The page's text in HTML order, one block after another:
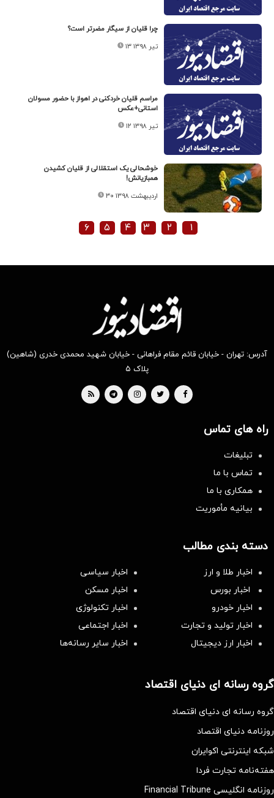
چرا قلیان از سیگار مضرتر است؟
۱۳ تیر ۱۳۹۸
مراسم قلیان خردکنی در اهواز با حضور مسولان
استانی+عکس
۱۲ تیر ۱۳۹۸
خوشحالی یک استقلالی از قلیان کشیدن
همبازیانش!
۳۰ اردیبهشت ۱۳۹۸
۱ ۲ ۳ ۴ ۵ ۶
آدرس: تهران - خیابان قائم مقام فراهانی - خیابان شهید محمدی خدری (شاهین)
پلاک ۵
راه های تماس
تبلیغات
تماس با ما
همکاری با ما
بیانیه مأموریت
دسته بندی مطالب
اخبار طلا و ارز
اخبار سیاسی
اخبار بورس
اخبار مسکن
اخبار خودرو
اخبار تکنولوژی
اخبار تولید و تجارت
اخبار اجتماعی
اخبار ارز دیجیتال
اخبار سایر رسانه‌‌ها
گروه رسانه ای دنیای اقتصاد
گروه رسانه ای دنیای اقتصاد
روزنامه دنیای اقتصاد
شبکه اینترنتی اکوایران
هفته‌نامه تجارت فردا
روزنامه انگلیسی Financial Tribune